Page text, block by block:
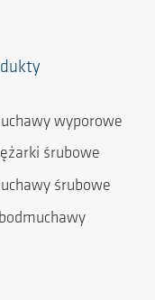
wyporowe
śrubowe
śrubowe